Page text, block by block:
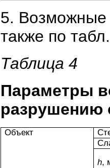
5. Возможные
также по
Таблица 4
Параметры
разрушению
Объект
h,